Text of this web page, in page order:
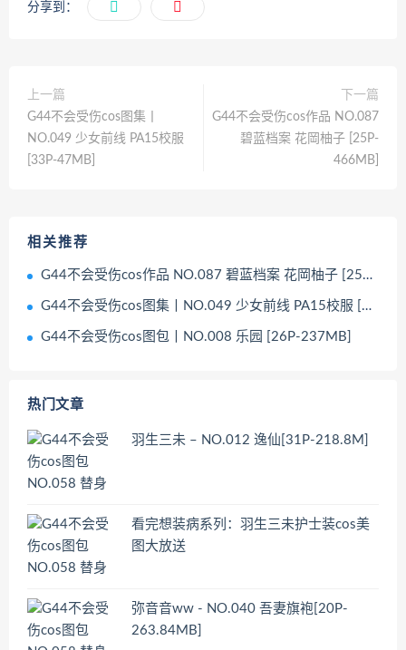
分享到：
上一篇
G44不会受伤cos图集丨
NO.049 少女前线 PA15校服
[33P-47MB]
下一篇
G44不会受伤cos作品 NO.087
碧蓝档案 花岡柚子 [25P-
466MB]
相关推荐
G44不会受伤cos作品 NO.087 碧蓝档案 花岡柚子 [25P-466MB]
G44不会受伤cos图集丨NO.049 少女前线 PA15校服 [33P-47MB]
G44不会受伤cos图包丨NO.008 乐园 [26P-237MB]
热门文章
羽生三未 – NO.012 逸仙[31P-218.8M]
看完想装病系列：羽生三未护士装cos美
图大放送
弥音音ww - NO.040 吾妻旗袍[20P-
263.84MB]